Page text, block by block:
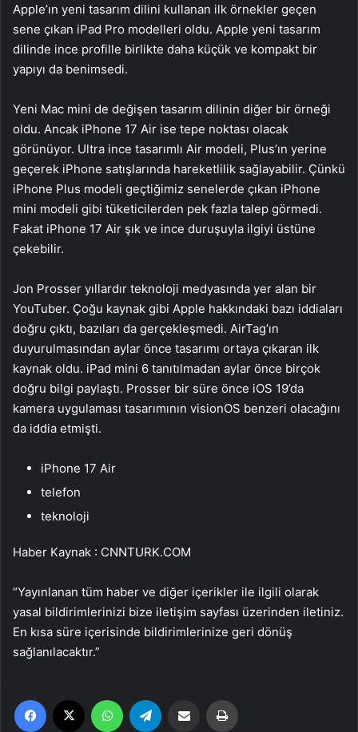
Apple’ın yeni tasarım dilini kullanan ilk örnekler geçen
sene çıkan iPad Pro modelleri oldu. Apple yeni tasarım
dilinde ince profille birlikte daha küçük ve kompakt bir
yapıyı da benimsedi.
Yeni Mac mini de değişen tasarım dilinin diğer bir örneği
oldu. Ancak iPhone 17 Air ise tepe noktası olacak
görünüyor. Ultra ince tasarımlı Air modeli, Plus’ın yerine
geçerek iPhone satışlarında hareketlilik sağlayabilir. Çünkü
iPhone Plus modeli geçtiğimiz senelerde çıkan iPhone
mini modeli gibi tüketicilerden pek fazla talep görmedi.
Fakat iPhone 17 Air şık ve ince duruşuyla ilgiyi üstüne
çekebilir.
Jon Prosser yıllardır teknoloji medyasında yer alan bir
YouTuber. Çoğu kaynak gibi Apple hakkındaki bazı iddiaları
doğru çıktı, bazıları da gerçekleşmedi. AirTag’ın
duyurulmasından aylar önce tasarımı ortaya çıkaran ilk
kaynak oldu. iPad mini 6 tanıtılmadan aylar önce birçok
doğru bilgi paylaştı. Prosser bir süre önce iOS 19’da
kamera uygulaması tasarımının visionOS benzeri olacağını
da iddia etmişti.
iPhone 17 Air
telefon
teknoloji
Haber Kaynak : CNNTURK.COM
“Yayınlanan tüm haber ve diğer içerikler ile ilgili olarak
yasal bildirimlerinizi bize iletişim sayfası üzerinden iletiniz.
En kısa süre içerisinde bildirimlerinize geri dönüş
sağlanılacaktır.”
Facebook WhatsApp Email'den paylaş